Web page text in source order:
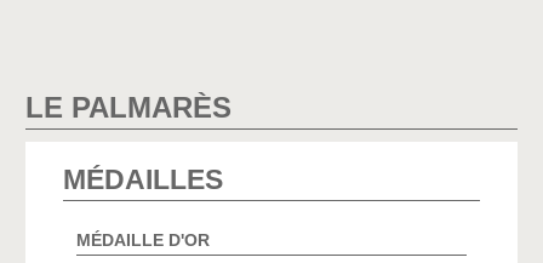
LE PALMARÈS
MÉDAILLES
MÉDAILLE D'OR